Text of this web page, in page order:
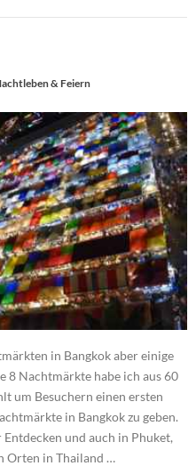
& Feiern
in Bangkok aber einige
8 Nachtmärkte habe ich aus 60
um Besuchern einen ersten
in Bangkok zu geben.
und auch in Phuket,
Orten in Thailand …